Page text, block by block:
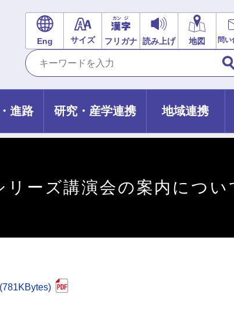
Eng サイズ フリガナ 読み上げ 地図 問い
進路 研究・産学連携 地域連携
ーズ講演会の案内につい